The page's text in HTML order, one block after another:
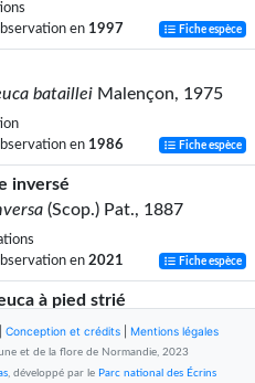
en 1997 Fiche espèce
bataillei Malençon, 1975
en 1986 Fiche espèce
inversé
(Scop.) Pat., 1887
en 2021 Fiche espèce
à pied strié
grammopodia(Bull.) Murrill,
Conception et crédits Mentions légales
et de la flore de Normandie, 2023
, développé par le Parc national des Écrins